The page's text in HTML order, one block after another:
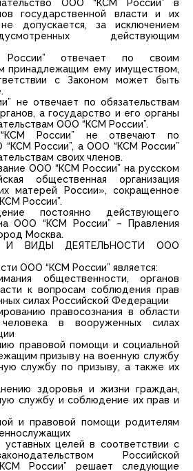
ООО “КСМ России” в
государственной власти и их
допускается, за исключением
действующим
отвечает по своим
принадлежащим ему имуществом,
с Законом может быть
не отвечает по обязательствам
а государство и его органы
ООО “КСМ России”.
России” не отвечают по
“КСМ России”, а ООО “КСМ России”
своих членов.
ООО “КСМ России” на русском
общественная организация
матерей России», сокращенное
России”.
постоянно действующего
ООО “КСМ России” – Правления
Москва.
И ВИДЫ ДЕЯТЕЛЬНОСТИ ООО
ООО “КСМ России” является:
общественности, органов
к вопросам соблюдения прав
силах Российской Федерации
правосознания в области
в вооруженных силах
правовой помощи и социальной
призыву на военную службу
службу по призыву, а также их
здоровья и жизни граждан,
службу и соблюдение их прав и
и правовой помощи родителям
уставных целей в соответствии с
Российской
России” решает следующие